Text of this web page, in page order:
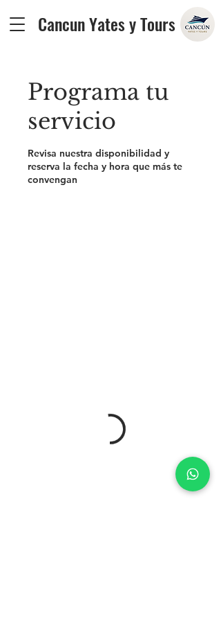
Cancun Yates y Tours
Programa tu
servicio
Revisa nuestra disponibilidad y
reserva la fecha y hora que más te
convengan